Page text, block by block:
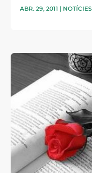
ABR. 29, 2011 | NOTÍCIES